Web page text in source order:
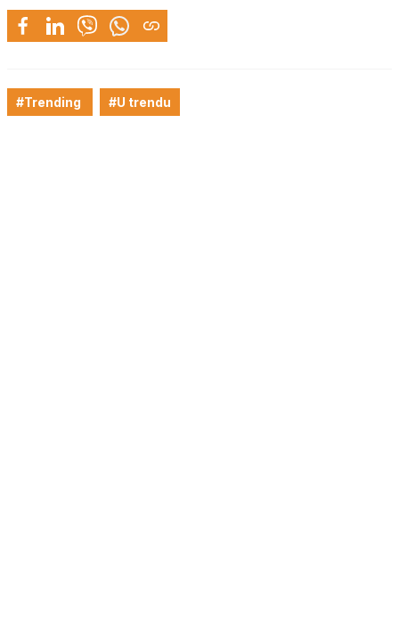
#Trending #U trendu